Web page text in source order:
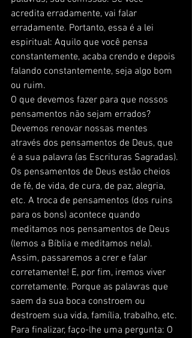
acredita erradamente, vai falar
erradamente. Portanto, essa é a lei
espiritual: Aquilo que você pensa
constantemente, acaba crendo e depois
falando constantemente, seja algo bom
ou ruim.
O que devemos fazer para que nossos
pensamentos não sejam errados?
Devemos renovar nossas mentes
através dos pensamentos de Deus, que
é a sua palavra (as Escrituras Sagradas).
Os pensamentos de Deus estão cheios
de fé, de vida, de cura, de paz, alegria,
etc. A troca de pensamentos (dos ruins
para os bons) acontece quando
meditamos nos pensamentos de Deus
(lemos a Bíblia e meditamos nela).
Assim, passaremos a crer e falar
corretamente! E, por fim, iremos viver
corretamente. Porque as palavras que
saem da sua boca constroem ou
destroem sua vida, família, trabalho, etc.
Para finalizar, faço-lhe uma pergunta: O